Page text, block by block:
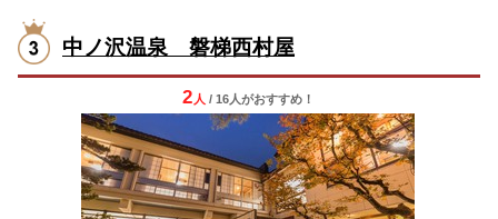
中ノ沢温泉 磐梯西村屋
2 人 / 16人がおすすめ！